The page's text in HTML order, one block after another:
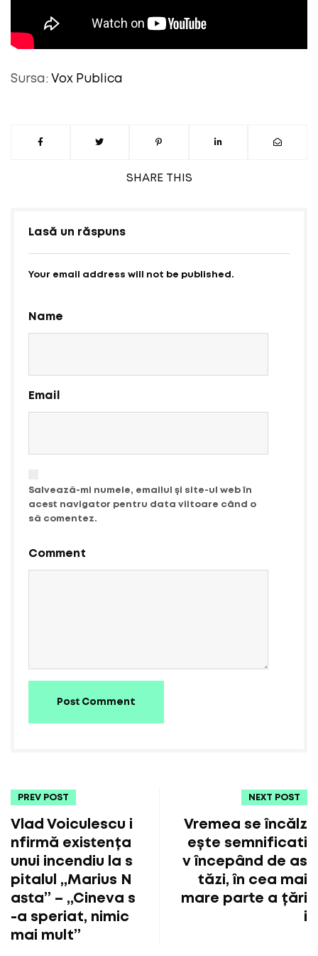
SHARE THIS
Sursa: Vox Publica
Lasă un răspuns
Your email address will not be published.
Name
Email
Salvează-mi numele, emailul și site-ul web în
acest navigator pentru data viitoare când o
să comentez.
Comment
Post Comment
PREV POST
Vlad Voiculescu i
nfirmă existența
unui incendiu la s
pitalul „Marius N
asta” – „Cineva s
-a speriat, nimic
mai mult”
NEXT POST
Vremea se încălz
ește semnificati
v începând de as
tăzi, în cea mai
mare parte a țări
i